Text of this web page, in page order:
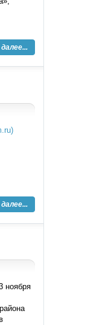
ноября